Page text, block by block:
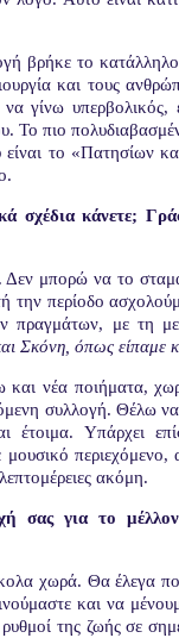
βρήκε το κατάλληλο
και τους
γίνω υπερβολικός,
Το πιο
είναι το «Πατησίων
σχέδια κάνετε;
μπορώ να το
την περίοδο
πραγμάτων, με τη
Σκόνη, όπως είπαμε
νέα ποιήματα,
συλλογή. Θέλω
έτοιμα. Υπάρχει
μουσικό
ακόμη.
σας για το
χωρά. Θα έλεγα
και να
της ζωής σε